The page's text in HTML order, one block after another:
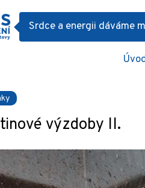
Srdce a energii dáváme
výzdoby II.